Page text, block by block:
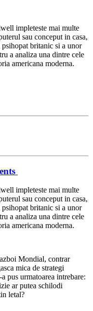
impleteste mai multe
sau conceput in casa,
britanic si a unor
a analiza una dintre cele
americana moderna.
impleteste mai multe
sau conceput in casa,
britanic si a unor
a analiza una dintre cele
americana moderna.
Mondial, contrar
mica de strategi
pus urmatoarea intrebare:
ar putea schilodi
letal?